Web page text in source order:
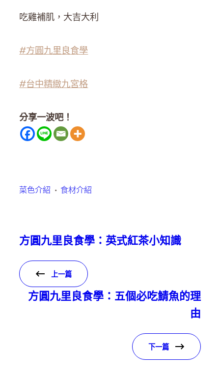
吃雞補肌，大吉大利
#方圓九里良食學
#台中精緻九宮格
分享一波吧！
菜色介紹 食材介紹
方圓九里良食學：英式紅茶小知識
上一篇
方圓九里良食學：五個必吃鯖魚的理
由
下一篇